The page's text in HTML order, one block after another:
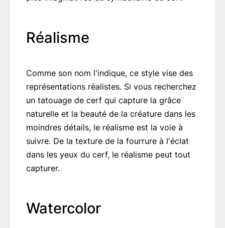
Réalisme
Comme son nom l'indique, ce style vise des
représentations réalistes. Si vous recherchez
un tatouage de cerf qui capture la grâce
naturelle et la beauté de la créature dans les
moindres détails, le réalisme est la voie à
suivre. De la texture de la fourrure à l'éclat
dans les yeux du cerf, le réalisme peut tout
capturer.
Watercolor